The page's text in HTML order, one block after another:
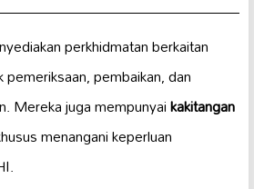
perkhidmatan berkaitan
pemeriksaan, pembaikan, dan
Mereka juga mempunyaikakitangan
menangani keperluan